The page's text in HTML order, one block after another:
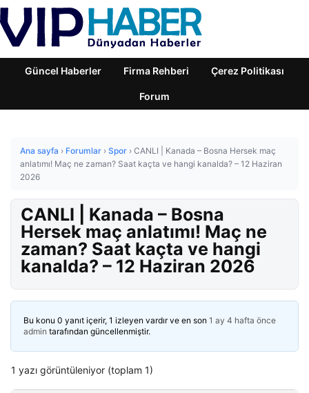
Güncel Haberler Firma Rehberi Çerez Politikası
Forum
Ana sayfa › Forumlar › Spor › CANLI | Kanada – Bosna Hersek maç
anlatımı! Maç ne zaman? Saat kaçta ve hangi kanalda? – 12 Haziran
2026
CANLI | Kanada – Bosna
Hersek maç anlatımı! Maç ne
zaman? Saat kaçta ve hangi
kanalda? – 12 Haziran 2026
Bu konu 0 yanıt içerir, 1 izleyen vardır ve en son 1 ay 4 hafta önce
admin tarafından güncellenmiştir.
1 yazı görüntüleniyor (toplam 1)